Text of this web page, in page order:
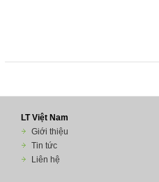
LT Việt Nam
Giới thiệu
Tin tức
Liên hệ